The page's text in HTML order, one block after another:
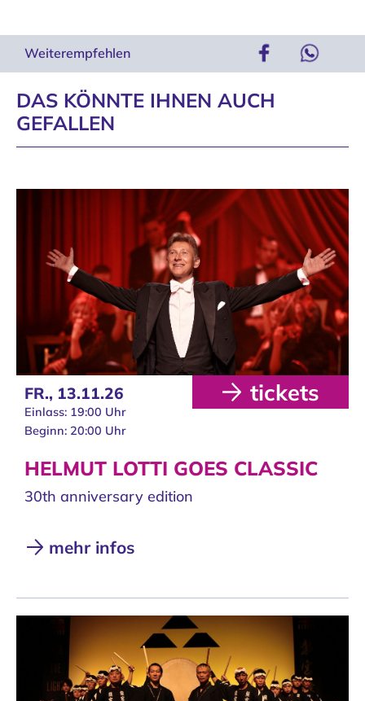
Weiterempfehlen
DAS KÖNNTE IHNEN AUCH
GEFALLEN
FR., 13.11.26
Einlass: 19:00 Uhr
Beginn: 20:00 Uhr
tickets
HELMUT LOTTI GOES CLASSIC
30th anniversary edition
mehr infos